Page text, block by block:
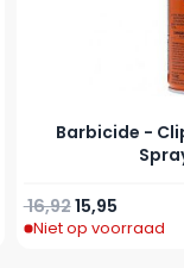
Barbicide -
Speciale prijs
15,95
Normale prijs
16,92
Niet op voorraad